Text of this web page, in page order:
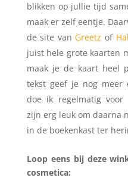
blikken op jullie tijd
maak er zelf eentje.
de site vanGreetz of
juist hele grote kaarten
maak je de kaart heel
tekst geef je nog meer
doe ik regelmatig voor
zijn erg leuk om daarna
in de boekenkast ter
Loop eens bij deze
cosmetica: